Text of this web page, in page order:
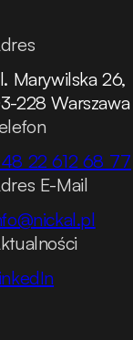
Marywilska 26,
228 Warszawa
22 612 68 77
E-Mail